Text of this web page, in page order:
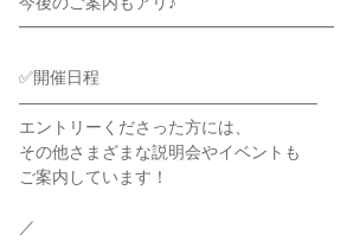
━━━━━━━━━━━━━━━━━━━
✅開催日程
――――――――――――――――――
エントリーくださった方には、
その他さまざまな説明会やイベントも
ご案内しています！
／